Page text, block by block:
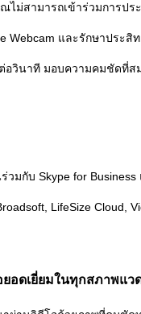
ไม่สามารถเข้าร่วมการปร
Webcam และรักษาประสิ
อวินาที มอบความคมชัดที่ส
วมกับ Skype for
LifeSize Cloud,
ยอดเยี่ยมในทุกสภาพแว